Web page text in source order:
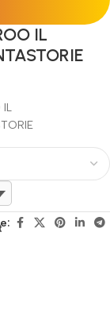
IL
IL